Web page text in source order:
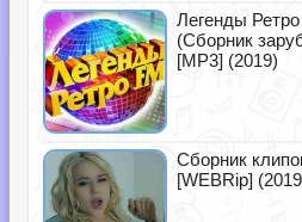
Легенды
(Сборник
[MP3] (2019)
Сборник
[WEBRip]